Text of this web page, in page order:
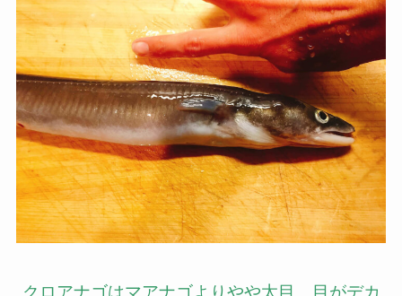
クロアナゴはマアナゴよりやや太目。目がデカ